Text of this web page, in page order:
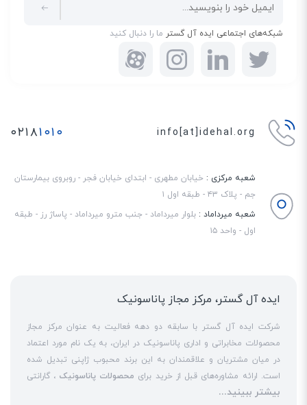
شبکه‌های اجتماعی ایده آل گسترما را دنبال کنید
info[at]idehal.org ۰۲۱۸۱۰۱۰
شعبه مرکزی : خیابان مطهری - ابتدای خیابان فجر - روبروی بیمارستان
جم - پلاک ۴۳ - طبقه اول ۱
شعبه میرداماد : بلوار میرداماد - جنب مترو میرداماد - پاساژ رز - طبقه
اول - واحد ۱۵
ایده آل گستر، مرکز مجاز پاناسونیک
شرکت ایده آل گستر با سابقه دو دهه فعالیت به عنوان مرکز مجاز
محصولات مخابراتی و اداری پاناسونیک در ایران، به یک نام مورد اعتماد
در میان مشتریان و علاقمندان به این برند محبوب ژاپنی تبدیل شده
است. ارائه مشاوره‌های قبل از خرید برایمحصولات پاناسونیک، گارانتی
18 ماهه معتبر و شرکتی برای کلیه محصولات عرضه شده و تعهد کامل
بیشتر ببینید...